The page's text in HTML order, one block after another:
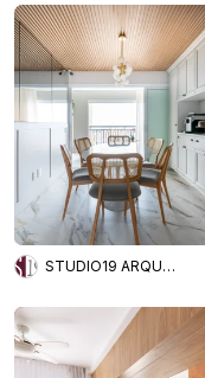
STUDIO19 ARQUITETURA E DESIGN